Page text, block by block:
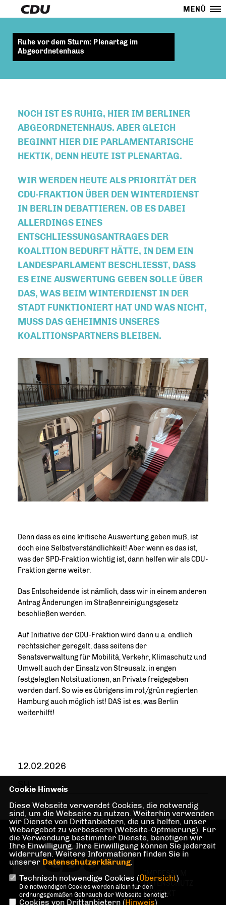
MENÜ
Ruhe vor dem Sturm: Plenartag im
Abgeordnetenhaus
NOCH IST ES RUHIG, HIER IM BERLINER
ABGEORDNETENHAUS. ABER GLEICH
BEGINNT HIER DIE PARLAMENTARISCHE
HEKTIK, DENN HEUTE IST PLENARTAG.
WIR WERDEN HEUTE ALS PRIORITÄT DER
CDU-FRAKTION ÜBER DEN WINTERDIENST
IN BERLIN DEBATTIEREN. OB ES DABEI
ALLERDINGS EINES
ENTSCHLIESSUNGSANTRAGES DER K
OALITION BEDURFT HÄTTE, IN DEM EIN L
ANDESPARLAMENT BESCHLIESST, DASS ES
EINE AUSWERTUNG GEBEN SOLLE ÜBER DA
S, WAS BEIM WINTERDIENST IN DER ST
ADT FUNKTIONIERT HAT UND WAS NICHT, MU
SS DAS GEHEIMNIS UNSERES KO
ALITIONSPARTNERS BLEIBEN.
Denn dass es eine kritische Auswertung geben muß, ist
doch eine Selbstverständlichkeit! Aber wenn es das ist,
was der SPD-Fraktion wichtig ist, dann helfen wir als CDU-
Fraktion gerne weiter.
Das Entscheidende ist nämlich, dass wir in einem anderen
Antrag Änderungen im Straßenreinigungsgesetz
beschließen werden.
Auf Initiative der CDU-Fraktion wird dann u.a. endlich
rechtssicher geregelt, dass seitens der
Senatsverwaltung für Mobilitä, Verkehr, Klimaschutz und
Umwelt auch der Einsatz von Streusalz, in engen
festgelegten Notsituationen, an Private freigegeben
werden darf. So wie es übrigens im rot/grün regierten
Hamburg auch möglich ist! DAS ist es, was Berlin
weiterhilft!
12.02.2026
SH
IMPRESSUM
DATENSCHUTZ
KONTAKT
Cookie Hinweis
Diese Webseite verwendet Cookies, die notwendig
sind, um die Webseite zu nutzen. Weiterhin verwenden
wir Dienste von Drittanbietern, die uns helfen, unser
Webangebot zu verbessern (Website-Optmierung). Für
die Verwendung bestimmter Dienste, benötigen wir
Ihre Einwilligung. Ihre Einwilligung können Sie jederzeit
widerrufen. Weitere Informationen finden Sie in
unserer Datenschutzerklärung.
Technisch notwendige Cookies (Übersicht)
Die notwendigen Cookies werden allein für den
ordnungsgemäßen Gebrauch der Webseite benötigt.
Cookies von Drittanbietern (Hinweis)